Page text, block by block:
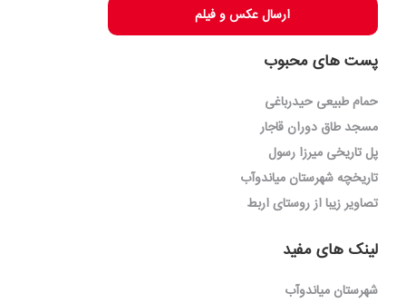
ارسال عکس و فیلم
پست های محبوب
حمام طبیعی حیدرباغی
مسجد طاق دوران قاجار
پل تاریخی میرزا رسول
تاریخچه شهرستان میاندوآب
تصاویر زیبا از روستای اربط
لینک های مفید
شهرستان میاندوآب